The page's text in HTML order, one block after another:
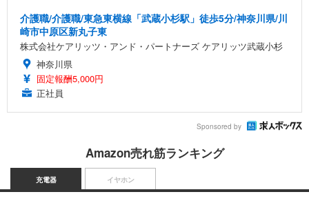
介護職/介護職/東急東横線「武蔵小杉駅」徒歩5分/神奈川県/川
崎市中原区新丸子東
株式会社ケアリッツ・アンド・パートナーズ ケアリッツ武蔵小杉
神奈川県
固定報酬5,000円
正社員
Sponsored by
Amazon売れ筋ランキング
充電器 イヤホン